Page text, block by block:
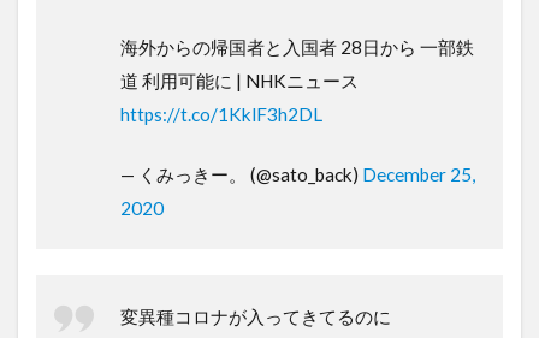
海外からの帰国者と入国者 28日から 一部鉄
道 利用可能に | NHKニュース
https://t.co/1KklF3h2DL
— くみっきー。 (@sato_back) December 25,
2020
変異種コロナが入ってきてるのに